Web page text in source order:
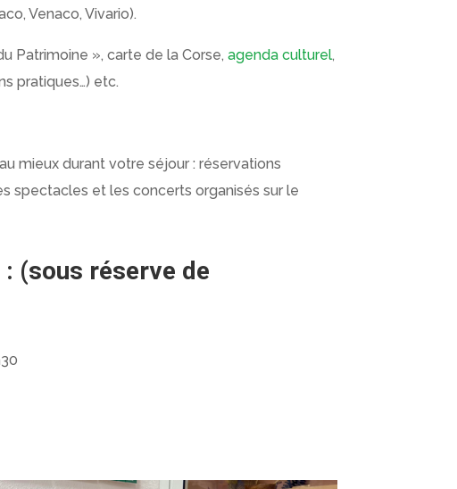
Venaco, Vivario).
Patrimoine », carte de la Corse,agenda culturel,
pratiques…) etc.
mieux durant votre séjour : réservations
spectacles et les concerts organisés sur le
: (sous réserve de